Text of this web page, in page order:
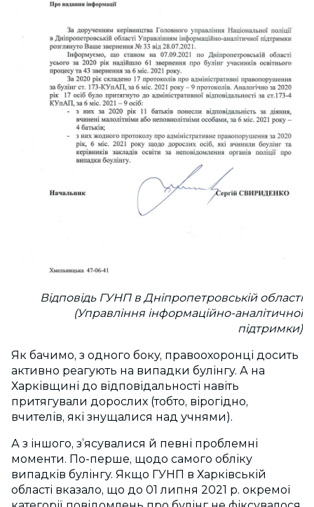
Відповідь ГУНП в Дніпропетровській області
(Управління інформаційно-аналітичної
підтримки)
Як бачимо, з одного боку, правоохоронці досить
активно реагують на випадки булінгу. А на
Харківщині до відповідальності навіть
притягували дорослих (тобто, вірогідно,
вчителів, які знущалися над учнями).
А з іншого, з’ясувалися й певні проблемні
моменти. По-перше, щодо самого обліку
випадків булінгу. Якщо ГУНП в Харківській
області вказало, що до 01 липня 2021 р. окремої